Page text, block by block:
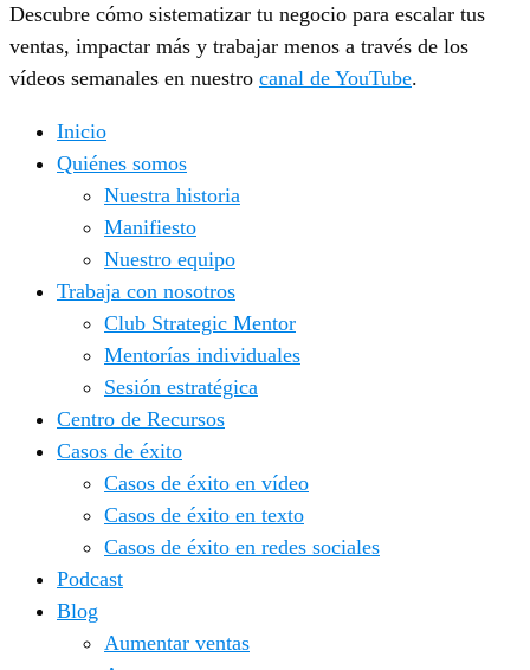
Descubre cómo sistematizar tu negocio para escalar tus
ventas, impactar más y trabajar menos a través de los
vídeos semanales en nuestro canal de YouTube.
Inicio
Quiénes somos
Nuestra historia
Manifiesto
Nuestro equipo
Trabaja con nosotros
Club Strategic Mentor
Mentorías individuales
Sesión estratégica
Centro de Recursos
Casos de éxito
Casos de éxito en vídeo
Casos de éxito en texto
Casos de éxito en redes sociales
Podcast
Blog
Aumentar ventas